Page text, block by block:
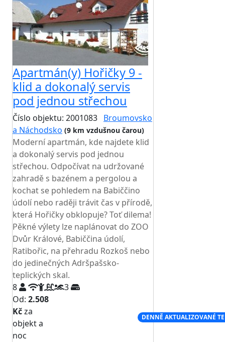
Apartmán(y) Hořičky 9 -
klid a dokonalý servis
pod jednou střechou
Číslo objektu: 2001083 Broumovsko
a Náchodsko (9 km vzdušnou čarou)
Moderní apartmán, kde najdete klid
a dokonalý servis pod jednou
střechou. Odpočívat na udržované
zahradě s bazénem a pergolou a
kochat se pohledem na Babiččino
údolí nebo raději trávit čas v přírodě,
která Hořičky obklopuje? Toť dilema!
Pěkné výlety lze naplánovat do ZOO
Dvůr Králové, Babiččina údolí,
Ratibořic, na přehradu Rozkoš nebo
do jedinečných Adršpašsko-
teplických skal.
8
3
Od: 2.508
Kčza
objekt a
noc
DENNĚ AKTUALIZOVANÉ